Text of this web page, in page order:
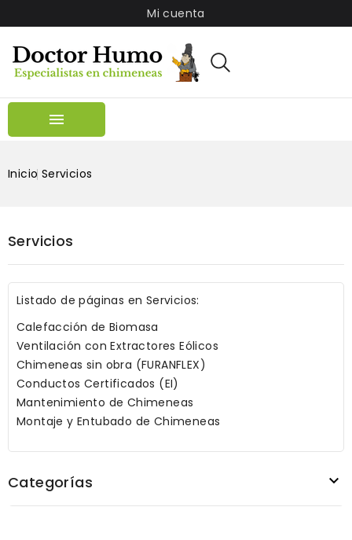
Mi cuenta

Inicio Servicios
Servicios
Listado de páginas en Servicios:
Calefacción de Biomasa
Ventilación con Extractores Eólicos
Chimeneas sin obra (FURANFLEX)
Conductos Certificados (EI)
Mantenimiento de Chimeneas
Montaje y Entubado de Chimeneas
Categorías 